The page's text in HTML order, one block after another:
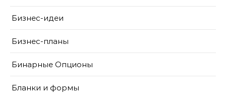
Бизнес-идеи
Бизнес-планы
Бинарные Опционы
Бланки и формы